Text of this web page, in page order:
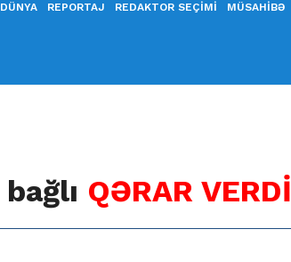
DÜNYA REPORTAJ REDAKTOR SEÇİMİ MÜSAHİBƏ
QƏRAR VERDİ